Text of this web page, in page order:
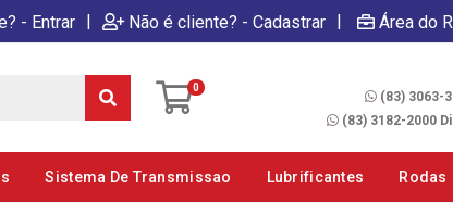
- Entrar | Não é cliente? - Cadastrar | Área do
0
(83) 3063-
(83) 3182-2000
Sistema De Transmissao Lubrificantes Rodas